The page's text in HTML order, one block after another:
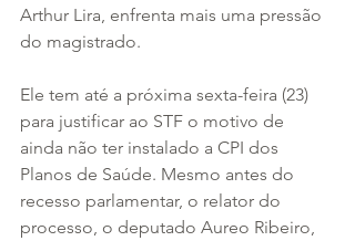
Arthur Lira, enfrenta mais uma pressão
do magistrado.
Ele tem até a próxima sexta-feira (23)
para justificar ao STF o motivo de
ainda não ter instalado a CPI dos
Planos de Saúde. Mesmo antes do
recesso parlamentar, o relator do
processo, o deputado Aureo Ribeiro,